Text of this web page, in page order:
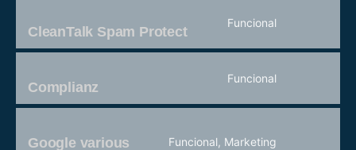
CleanTalk Spam Protect
Funcional
to
spam-
Complianz
Funcional
to
Google various
Funcional, Marketing